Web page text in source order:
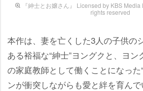
『紳士とお嬢さん』 Licensed by KBS
rights reserved
本作は、妻を亡くした3人の子供の
ある裕福な“紳士”ヨングクと、ヨ
の家庭教師として働くことになった
ンが衝突しながらも愛と絆を育ん